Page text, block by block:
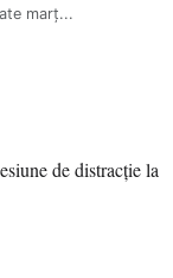
marţ...